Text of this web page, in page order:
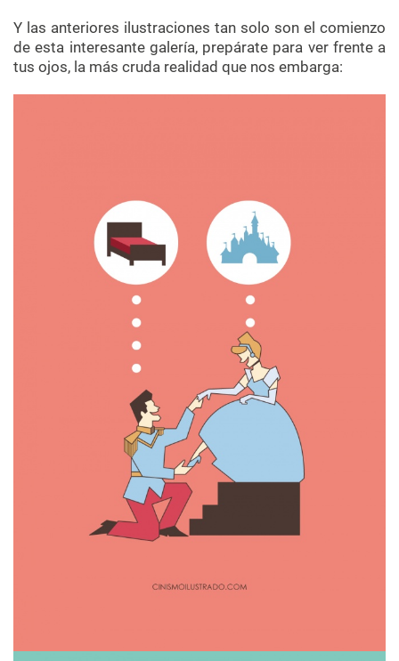
Y las anteriores ilustraciones tan solo son el comienzo
de esta interesante galería, prepárate para ver frente a
tus ojos, la más cruda realidad que nos embarga: